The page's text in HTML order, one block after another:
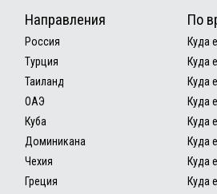
Направления
Россия
Турция
Таиланд
ОАЭ
Куба
Доминикана
Чехия
Греция
По
Куда
Куда
Куда
Куда
Куда
Куда
Куда
Куда